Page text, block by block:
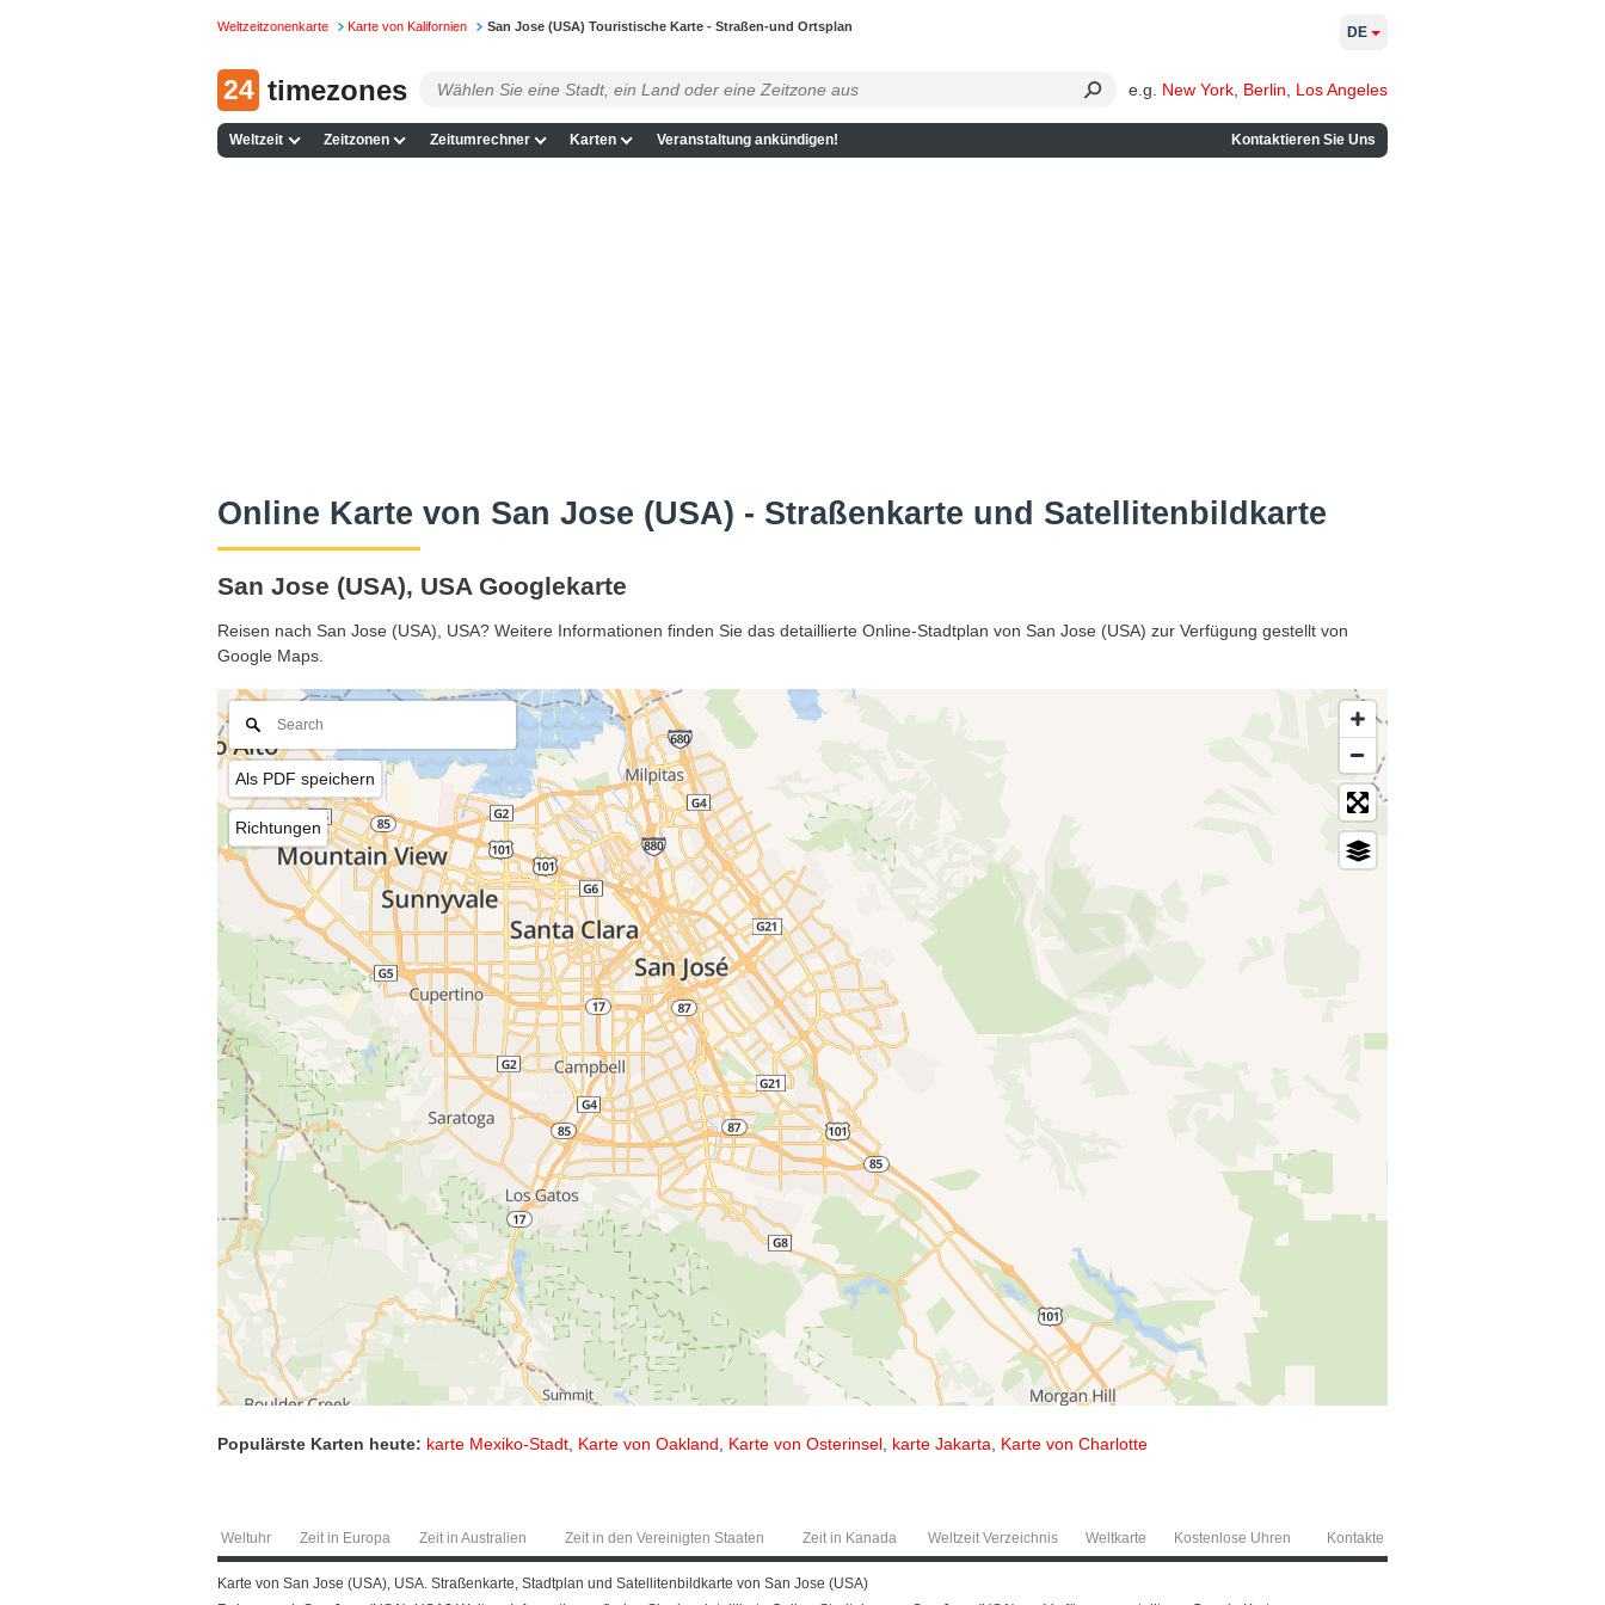
Weltzeitzonenkarte Karte von Kalifornien San Jose (USA) Touristische Karte - Straßen-und Ortsplan
24 timezones e.g. New York Berlin Los Angeles
Weltzeit Zeitzonen Zeitumrechner Karten Veranstaltung ankündigen! Kontaktieren Sie Uns
DE
Online Karte von San Jose (USA) - Straßenkarte und Satellitenbildkarte
San Jose (USA), USA Googlekarte
Reisen nach San Jose (USA), USA? Weitere Informationen finden Sie das detaillierte Online-Stadtplan von San Jose (USA) zur Verfügung gestellt von
Google Maps.
Als PDF speichern
Richtungen
Populärste Karten heute: karte Mexiko-Stadt Karte von Oakland Karte von Osterinsel karte Jakarta Karte von Charlotte
Weltuhr Zeit in Europa Zeit in Australien Zeit in den Vereinigten Staaten Zeit in Kanada Weltzeit Verzeichnis Weltkarte Kostenlose Uhren Kontakte
Karte von San Jose (USA), USA. Straßenkarte, Stadtplan und Satellitenbildkarte von San Jose (USA)